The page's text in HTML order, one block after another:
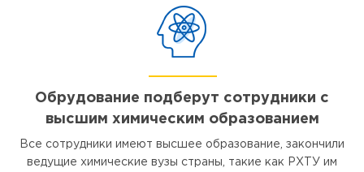
Обрудование подберут сотрудники с
высшим химическим образованием
Все сотрудники имеют высшее образование, закончили
ведущие химические вузы страны, такие как РХТУ им